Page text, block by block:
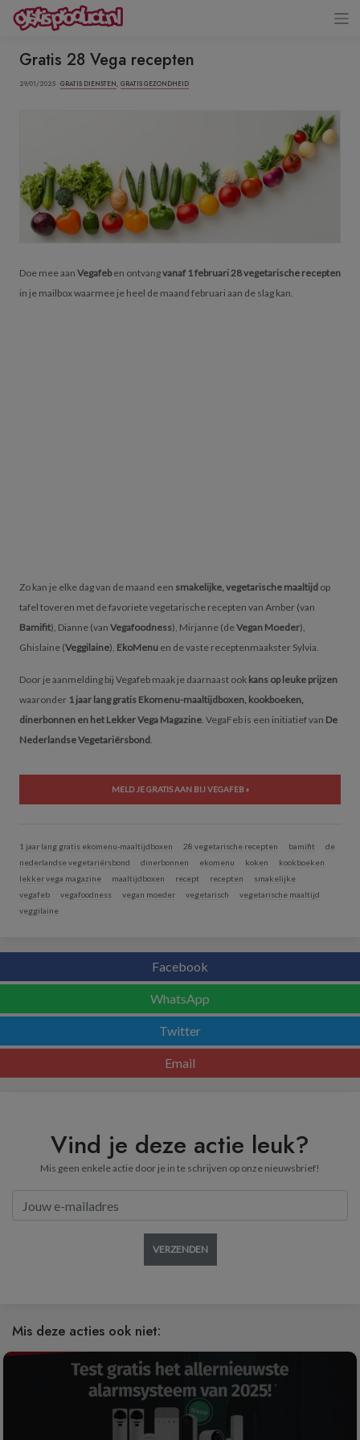
Gratis 28 Vega recepten
29/01/2025 ·GRATIS DIENSTEN, GRATIS GEZONDHEID
Doe mee aan Vegafeben ontvangvanaf 1 februari 28 vegetarische recepten
in je mailbox waarmee je heel de maand februari aan de slag kan.
Zo kan je elke dag van de maand een smakelijke, vegetarische maaltijd op
tafel toveren met de favoriete vegetarische recepten van Amber (van
Bamifit), Dianne (van Vegafoodness), Mirjanne (deVegan Moeder),
Ghislaine (Veggilaine), EkoMenu en de vaste receptenmaakster Sylvia.
Door je aanmelding bij Vegafeb maak je daarnaast ook kans op leuke prijzen
waaronder 1 jaar lang gratis Ekomenu-maaltijdboxen, kookboeken,
dinerbonnen en het Lekker Vega Magazine. VegaFeb is een initiatief van De
Nederlandse Vegetariërsbond.
MELD JE GRATIS AAN BIJ VEGAFEB »
1 jaar lang gratis ekomenu-maaltijdboxen 28 vegetarische recepten bamifit
de
nederlandse vegetariërsbond
dinerbonnen ekomenu koken
kookboeken
lekker vega magazine
maaltijdboxen recept recepten
smakelijke
vegafeb
vegafoodness vegan moeder vegetarisch
vegetarische maaltijd
veggilaine
Facebook
WhatsApp
Twitter
Email
Vind je deze actie leuk?
Mis geen enkele actie door je in te schrijven op onze nieuwsbrief!
VERZENDEN
Mis deze acties ook niet: